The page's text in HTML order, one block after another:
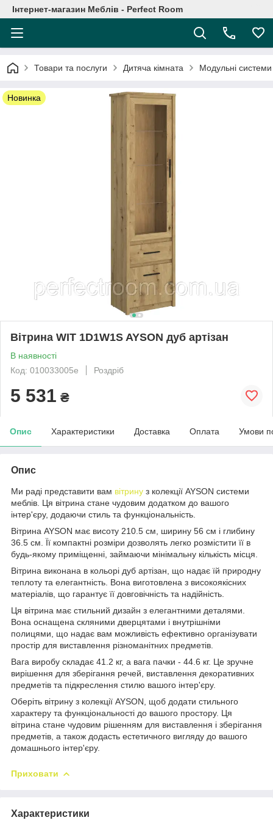
Інтернет-магазин Меблів - Perfect Room
Товари та послуги Дитяча кімната Модульні
Новинка
Вітрина WIT 1D1W1S AYSON дуб артізан
В наявності
Код: 010033005e
Роздріб
5 531 ₴
Опис Характеристики Доставка Оплата Умови
Опис
Ми раді представити вам вітрину з колекції AYSON системи
меблів. Ця вітрина стане чудовим додатком до вашого
інтер'єру, додаючи стиль та функціональність.
Вітрина AYSON має висоту 210.5 см, ширину 56 см і глибину
36.5 см. Її компактні розміри дозволять легко розмістити її в
будь-якому приміщенні, займаючи мінімальну кількість місця.
Вітрина виконана в кольорі дуб артізан, що надає їй природну
теплоту та елегантність. Вона виготовлена з високоякісних
матеріалів, що гарантує її довговічність та надійність.
Ця вітрина має стильний дизайн з елегантними деталями.
Вона оснащена скляними дверцятами і внутрішніми
полицями, що надає вам можливість ефективно організувати
простір для виставлення різноманітних предметів.
Вага виробу складає 41.2 кг, а вага пачки - 44.6 кг. Це зручне
вирішення для зберігання речей, виставлення декоративних
предметів та підкреслення стилю вашого інтер'єру.
Оберіть вітрину з колекції AYSON, щоб додати стильного
характеру та функціональності до вашого простору. Ця
вітрина стане чудовим рішенням для виставлення і зберігання
предметів, а також додасть естетичного вигляду до вашого
домашнього інтер'єру.
Приховати
Характеристики